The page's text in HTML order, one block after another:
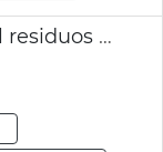
Colocación plataforma móvil residuos plaza San Nicolau València